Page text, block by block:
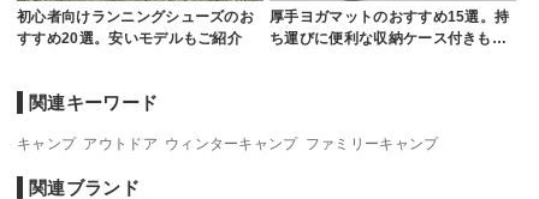
初心者向けランニングシューズのお
すすめ20選。安いモデルもご紹介
厚手ヨガマットのおすすめ15選。持
ち運びに便利な収納ケース付きも…
関連キーワード
キャンプ アウトドア ウィンターキャンプ ファミリーキャンプ
関連ブランド